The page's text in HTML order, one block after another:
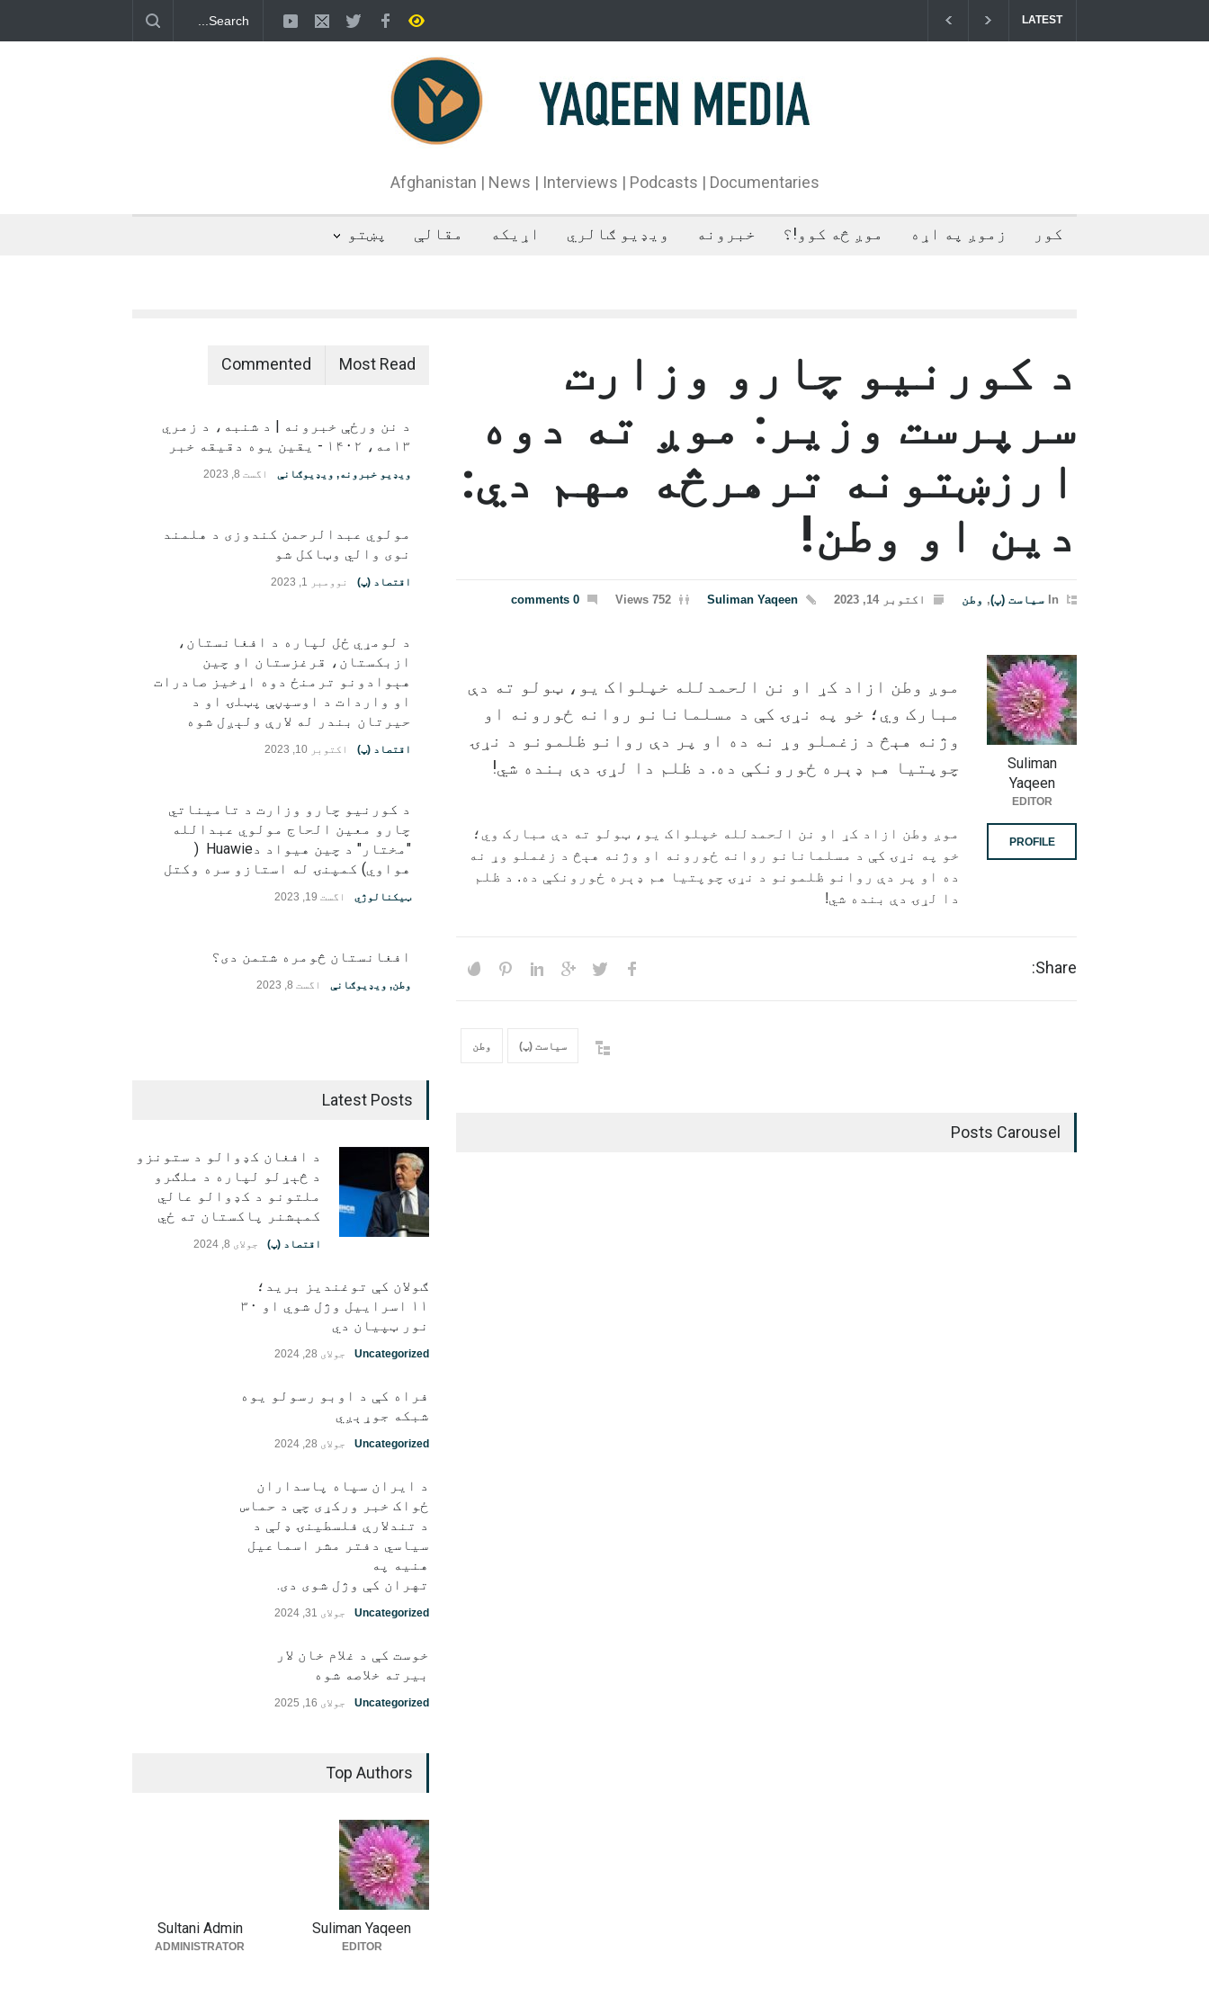
LATEST
فراه کې د اوبو رسولو یوه شبکه جوړېږي
تهران کې وژل شوی دی.
Afghanistan | News | Interviews | Podcasts | Documentaries
کور زموږ په اړه موږ څه کوو!؟ خبرونه ویډیو ګالري اړیکه مقالې پښتو
د کورنیو چارو وزارت
سرپرست وزیر: موږ ته دوه
ارزښتونه ترهرڅه مهم دي:
دین او وطن!
In سیاست (پ), وطن اکتوبر 14, 2023 Suliman Yaqeen
752 Views
0 comments
موږ وطن ازاد کړ او نن الحمدلله خپلواک یو، ټولو ته دې
مبارک وي؛ خو په نړۍ کې د مسلمانانو روانه ځورونه او
وژنه هېڅ د زغملو وړ نه ده او پر دې روانو ظلمونو د نړۍ
چوپتیا هم ډېره ځورونکې ده. د ظلم دا لړۍ دې بنده شي!
موږ وطن ازاد کړ او نن الحمدلله خپلواک یو، ټولو ته دې مبارک وي؛
خو په نړۍ کې د مسلمانانو روانه ځورونه او وژنه هېڅ د زغملو وړ نه
ده او پر دې روانو ظلمونو د نړۍ چوپتیا هم ډېره ځورونکې ده. د ظلم
دا لړۍ دې بنده شي!
Suliman
Yaqeen
EDITOR
PROFILE
Share:
سیاست (پ) وطن
Posts Carousel
Most Read
Commented
د نن ورځې خبرونه | د شنبه، د زمري
۱۳مه، ۱۴۰۲ - یقین یوه دقیقه خبر
ویډیو خبرونه, ویډیوګانې اگست 8, 2023
مولوي عبدالرحمن کندوزی د هلمند
نوی والي وټاکل شو
اقتصاد (پ) نوومبر 1, 2023
د لومړي ځل لپاره د افغانستان،
ازبکستان، قرغزستان او چین
هېوادونو ترمنځ دوه اړخیز صادرات
او واردات د اوسپڼې پټلۍ او د
حیرتان بندر له لارې ولېږل شوه
اقتصاد (پ) اکتوبر 10, 2023
د کورنیو چارو وزارت د تامیناتي
چارو معین الحاج مولوي عبدالله
"مختار" د چین هیواد دHuawie (
هواوي) کمپنۍ له استازو سره وکتل
ټیکنالوژي اگست 19, 2023
افغانستان څومره شتمن دی؟
وطن, ویډیوګانې اگست 8, 2023
Latest Posts
د افغان کډوالو د ستونزو
د څېړلو لپاره د ملګرو
ملتونو د کډوالو عالي
کمېشنر پاکستان ته ځي
اقتصاد (پ) جولای 8, 2024
ګولان کې توغندیز برید؛
۱۱ اسراییل وژل شوي او ۳۰
نور ټپيان دي
Uncategorized جولای 28, 2024
فراه کې د اوبو رسولو یوه
شبکه جوړېږي
Uncategorized جولای 28, 2024
د ایران سپاه پاسداران
ځواک خبر ورکړی چې د حماس
د تندلارې فلسطينۍ ډلې د
سیاسي دفتر مشر اسماعیل
هنيه په
تهران کې وژل شوی دی.
Uncategorized جولای 31, 2024
خوست کې د غلام خان لار
بیرته خلاصه شوه
Uncategorized جولای 16, 2025
Top Authors
Suliman Yaqeen
EDITOR
Sultani Admin
ADMINISTRATOR